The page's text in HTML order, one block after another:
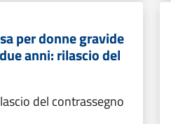
per donne gravide
anni: rilascio del
del contrassegno